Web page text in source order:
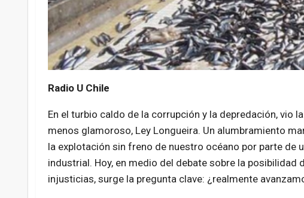
Radio U Chile
En el turbio caldo de la corrupción y la depredación, vio
menos glamoroso, Ley Longueira. Un alumbramiento
la explotación sin freno de nuestro océano por parte de
industrial. Hoy, en medio del debate sobre la posibilidad
injusticias, surge la pregunta clave: ¿realmente